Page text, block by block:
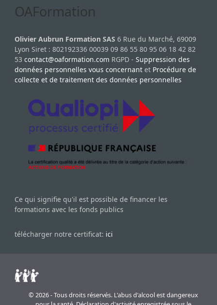
OAFormation
Olivier Aubrun Formation SAS 6 Rue du Marché, 69009
Lyon Siret : 802192336 00039 09 86 55 80 95 06 18 42 82
53 contact@oaformation.com RGPD - Suppression des
données personnelles vous concernant et Procédure de
collecte et de traitement des données personnelles
Ce qui signifie qu'il est possible de financer les
formations avec les fonds publics
télécharger notre certificat: ici
© 2026 - Tous droits réservés. L'abus d'alcool est dangereux